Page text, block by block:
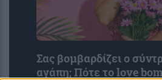
Σας βομβαρδίζει ο
αγάπη; Πότε το love